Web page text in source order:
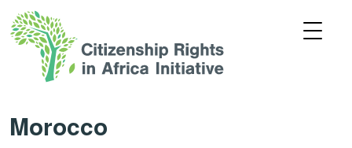
Morocco